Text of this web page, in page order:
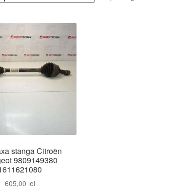
stanga Citroën
9809149380
605,00 lei